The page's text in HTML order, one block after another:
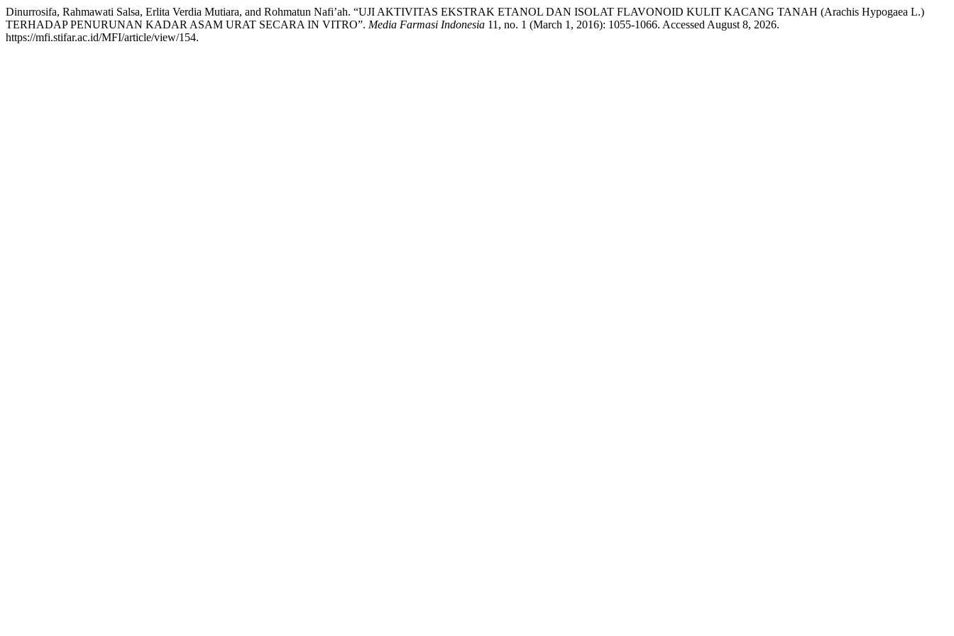
Dinurrosifa, Rahmawati Salsa, Erlita Verdia Mutiara, and Rohmatun Nafi’ah. “UJI AKTIVITAS EKSTRAK ETANOL DAN ISOLAT FLAVONOID KULIT KACANG TANAH (Arachis Hypogaea L.)
TERHADAP PENURUNAN KADAR ASAM URAT SECARA IN VITRO”. Media Farmasi Indonesia 11, no. 1 (March 1, 2016): 1055-1066. Accessed August 8, 2026.
https://mfi.stifar.ac.id/MFI/article/view/154.